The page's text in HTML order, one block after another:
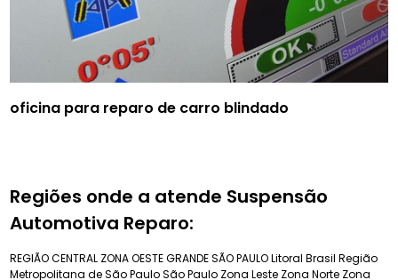
oficina para reparo de carro blindado
Regiões onde a atende Suspensão
Automotiva Reparo:
REGIÃO CENTRAL ZONA OESTEGRANDE SÃO PAULOLitoral Brasil Região
Metropolitana de São PauloSão Paulo Zona Leste Zona Norte Zona